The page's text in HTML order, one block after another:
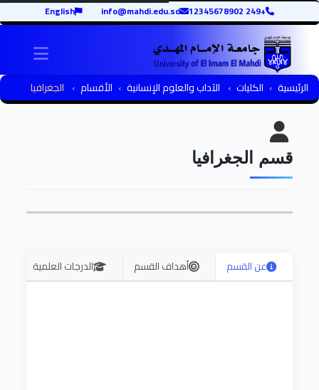
+249 12345678902
info@mahdi.edu.sd
English
الرئيسية الكليات الآداب والعلوم الإنسانية الأقسام الجغرافيا
قسم الجغرافيا
عن القسم أهداف القسم الدرجات العلمية